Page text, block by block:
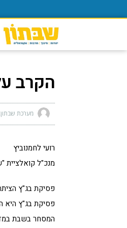
הקרב
מערכת שבתון
רועי לחמנוביץ
מנכ"ל קואלציית
פסיקת בג"ץ
פסיקת בג"ץ היא
המסחר בשבת